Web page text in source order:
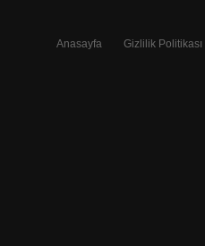
Anasayfa Gizlilik Politikası